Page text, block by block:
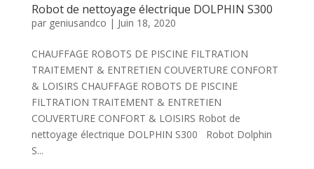
Robot de nettoyage électrique DOLPHIN S300
par geniusandco | Juin 18, 2020
CHAUFFAGE ROBOTS DE PISCINE FILTRATION
TRAITEMENT & ENTRETIEN COUVERTURE CONFORT
& LOISIRS CHAUFFAGE ROBOTS DE PISCINE
FILTRATION TRAITEMENT & ENTRETIEN
COUVERTURE CONFORT & LOISIRS Robot de
nettoyage électrique DOLPHIN S300 Robot Dolphin
S...